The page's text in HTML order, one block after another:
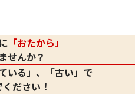
「おたから」
せんか？
いる」、「古い」で
ださい！